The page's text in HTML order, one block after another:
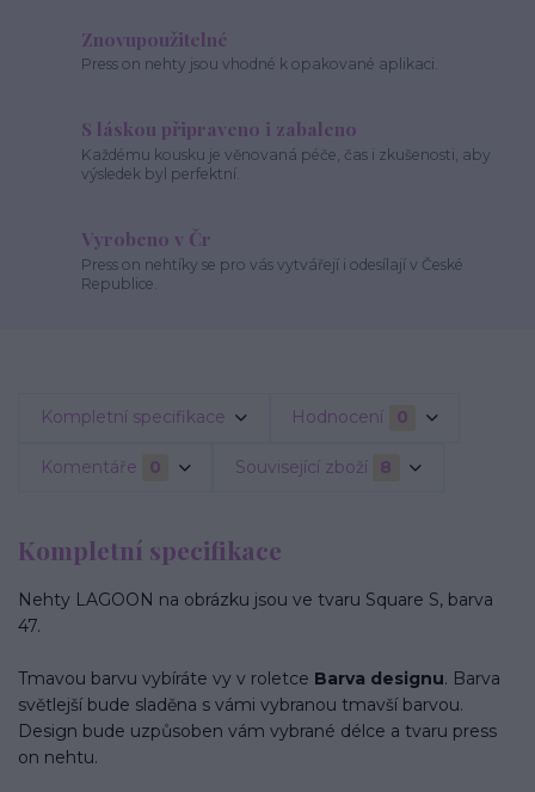
Znovupoužitelné
Press on nehty jsou vhodné k opakované aplikaci.
S láskou připraveno i zabaleno
Každému kousku je věnovaná péče, čas i zkušenosti, aby
výsledek byl perfektní.
Vyrobeno v Čr
Press on nehtíky se pro vás vytvářejí i odesílají v České
Republice.
Kompletní specifikace Hodnocení 0
Komentáře 0 Související zboží 8
Kompletní specifikace
Nehty LAGOON na obrázku jsou ve tvaru Square S, barva
47.
Tmavou barvu vybíráte vy v roletce Barva designu. Barva
světlejší bude sladěna s vámi vybranou tmavší barvou.
Design bude uzpůsoben vám vybrané délce a tvaru press
on nehtu.